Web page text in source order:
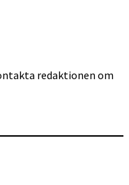
redaktionen om